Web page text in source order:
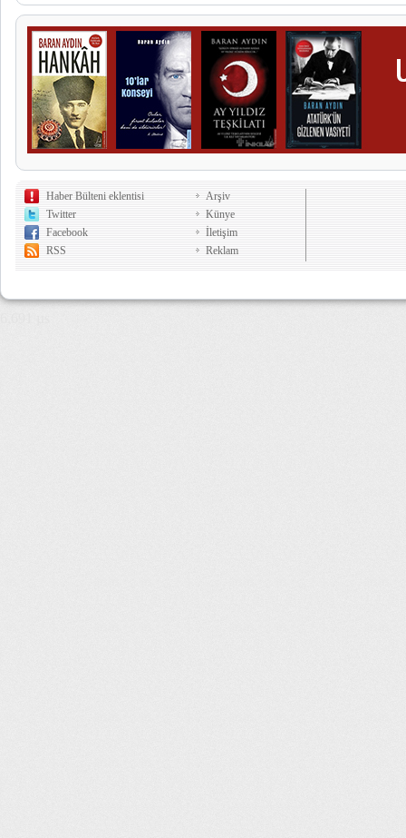
Haber Bülteni eklentisi
Twitter
Facebook
RSS
Arşiv
Künye
İletişim
Reklam